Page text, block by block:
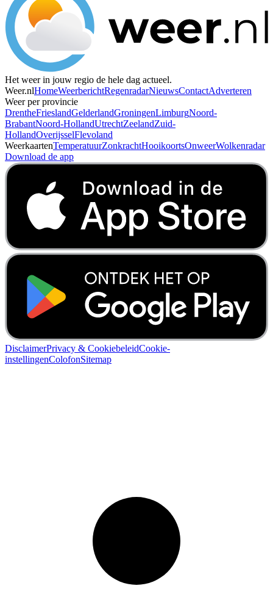
Het weer in jouw regio de hele dag actueel.
Weer.nlHomeWeerberichtRegenradarNieuwsContactAdverteren
Weer per provincie
DrentheFrieslandGelderlandGroningenLimburgNoord-
BrabantNoord-HollandUtrechtZeelandZuid-
HollandOverijsselFlevoland
WeerkaartenTemperatuurZonkrachtHooikoortsOnweerWolkenradar
Download de app
DisclaimerPrivacy & CookiebeleidCookie-
instellingenColofonSitemap